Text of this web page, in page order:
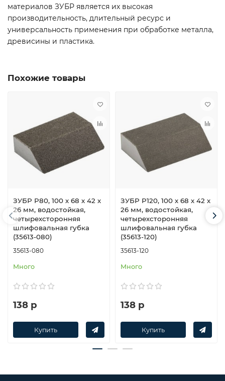
материалов ЗУБР является их высокая
производительность, длительный ресурс и
универсальность применения при обработке металла,
древисины и пластика.
Похожие товары
ЗУБР Р80, 100 х 68 х 42 х
26 мм, водостойкая,
четырехсторонняя
шлифовальная губка
(35613-080)
35613-080
Много
138 р
Купить
ЗУБР Р120, 100 х 68 х 42 х
26 мм, водостойкая,
четырехсторонняя
шлифовальная губка
(35613-120)
35613-120
Много
138 р
Купить